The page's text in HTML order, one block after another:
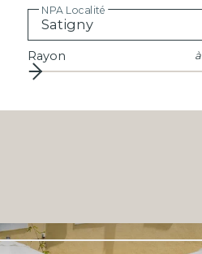
NPA Localité
Rayon à